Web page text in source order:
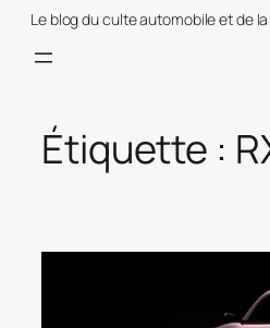
Le blog du culte automobile et de
Étiquette :